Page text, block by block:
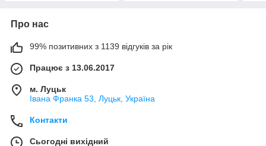
Про нас
99% позитивних з 1139 відгуків за рік
Працює з 13.06.2017
м. Луцьк
Івана Франка 53, Луцьк, Україна
Контакти
Сьогодні вихідний